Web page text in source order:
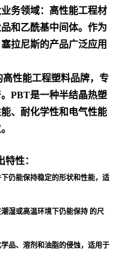
务领域：高性能工程材
和乙酰基中间体。作为
拉尼斯的产品广泛应用
性能工程塑料品牌，专
PBT是一种半结晶热塑
、耐化学性和电气性能
。
性：
仍能保持稳定的形状和性能，适
湿或高温环境下仍能保持 的尺
品、溶剂和油脂的侵蚀，适用于